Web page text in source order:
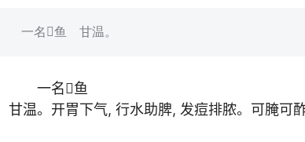
一名􍼵鱼 甘温。
一名􍼵鱼
甘温。开胃下气, 行水助脾, 发痘排脓。可腌可